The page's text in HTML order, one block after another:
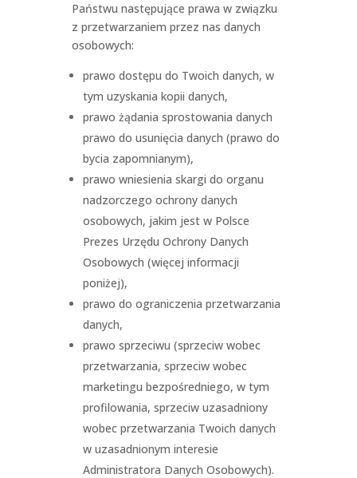
Państwu następujące prawa w związku
z przetwarzaniem przez nas danych
osobowych:
prawo dostępu do Twoich danych, w
tym uzyskania kopii danych,
prawo żądania sprostowania danych
prawo do usunięcia danych (prawo do
bycia zapomnianym),
prawo wniesienia skargi do organu
nadzorczego ochrony danych
osobowych, jakim jest w Polsce
Prezes Urzędu Ochrony Danych
Osobowych (więcej informacji
poniżej),
prawo do ograniczenia przetwarzania
danych,
prawo sprzeciwu (sprzeciw wobec
przetwarzania, sprzeciw wobec
marketingu bezpośredniego, w tym
profilowania, sprzeciw uzasadniony
wobec przetwarzania Twoich danych
w uzasadnionym interesie
Administratora Danych Osobowych).